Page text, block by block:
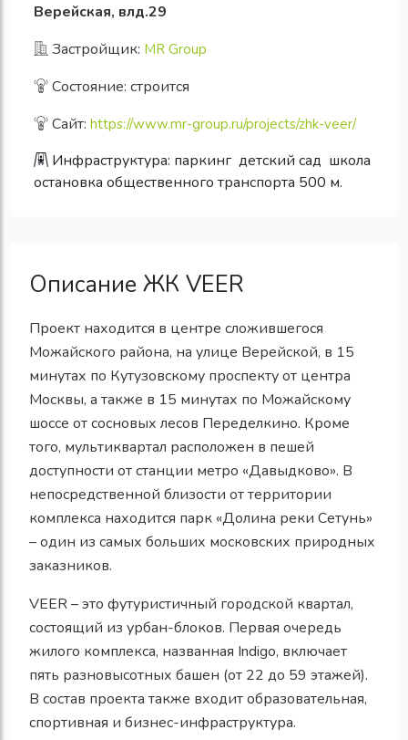
Верейская, влд.29
Застройщик: MR Group
Состояние: строится
Сайт: https://www.mr-group.ru/projects/zhk-veer/
Инфраструктура: паркинг детский сад школа
остановка общественного транспорта 500 м.
Описание ЖК VEER
Проект находится в центре сложившегося
Можайского района, на улице Верейской, в 15
минутах по Кутузовскому проспекту от центра
Москвы, а также в 15 минутах по Можайскому
шоссе от сосновых лесов Переделкино. Кроме
того, мультиквартал расположен в пешей
доступности от станции метро «Давыдково». В
непосредственной близости от территории
комплекса находится парк «Долина реки Сетунь»
– один из самых больших московских природных
заказников.
VEER – это футуристичный городской квартал,
состоящий из урбан-блоков. Первая очередь
жилого комплекса, названная Indigo, включает
пять разновысотных башен (от 22 до 59 этажей).
В состав проекта также входит образовательная,
спортивная и бизнес-инфраструктура.